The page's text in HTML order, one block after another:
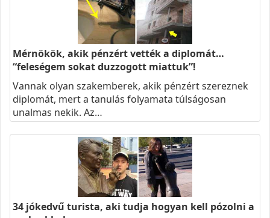
Mérnökök, akik pénzért vették a diplomát…
“feleségem sokat duzzogott miattuk”!
Vannak olyan szakemberek, akik pénzért szereznek
diplomát, mert a tanulás folyamata túlságosan
unalmas nekik. Az…
34 jókedvű turista, aki tudja hogyan kell pózolni a